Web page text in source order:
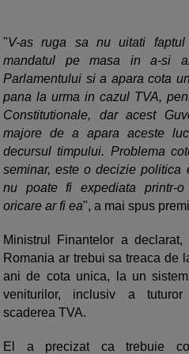
"V-as ruga sa nu uitati
mandatul pe masa in a-si
Parlamentului si a apara cota
pana la urma in cazul TVA,
Constitutionale, dar acest
majore de a apara aceste
decursul timpului. Problema
seminar, este o decizie politica
nu poate fi expediata printr-o
oricare ar fi ea", a mai spus
Ministrul Finantelor a
Romania ar trebui sa treaca de
ani de cota unica, la un
veniturilor, inclusiv a
scaderea TVA.
El a precizat ca trebuie